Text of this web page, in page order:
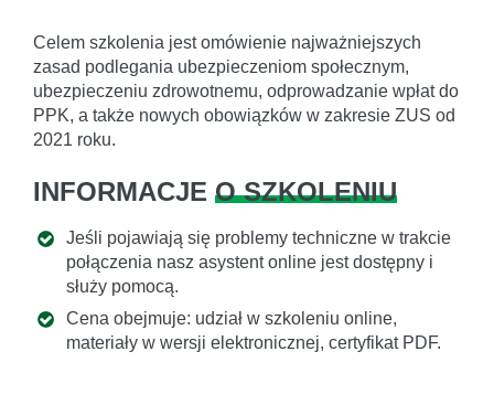
Celem szkolenia jest omówienie najważniejszych
zasad podlegania ubezpieczeniom społecznym,
ubezpieczeniu zdrowotnemu, odprowadzanie wpłat do
PPK, a także nowych obowiązków w zakresie ZUS od
2021 roku.
INFORMACJE O SZKOLENIU
Jeśli pojawiają się problemy techniczne w trakcie
połączenia nasz asystent online jest dostępny i
służy pomocą.
Cena obejmuje: udział w szkoleniu online,
materiały w wersji elektronicznej, certyfikat PDF.